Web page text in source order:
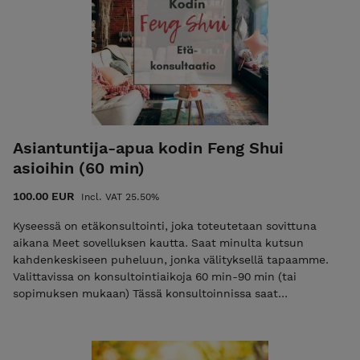
pilareita kutsutaan myös kohtalon pilareiksi, koska ne
pysyvät muuttumattomana läpi elämän, joskin erilaisia
painopisteitä kartalla tulee iän mukana sekä ajanjaksojen
vaikutuksista eri vuosina. Kohtalonpilareiden lisäksi katson
sen hetkistä 10 vuoden onnenpilaria ja sen vaikutuksia sekä
annan lyhyen katsauksen siitä miten kuluva vuosi vaikuttaa
sinuun. Etätulkinnan lisäksi saat itsellesi PDF tiedostona
Asiantuntija-apua kodin Feng Shui
asioihin (60 min)
100.00 EUR Incl. VAT 25.50%
Kyseessä on etäkonsultointi, joka toteutetaan sovittuna
aikana Meet sovelluksen kautta. Saat minulta kutsun
kahdenkeskiseen puheluun, jonka välityksellä tapaamme.
Valittavissa on konsultointiaikoja 60 min-90 min (tai
sopimuksen mukaan) Tässä konsultoinnissa saat
millaisia asioita niillä alueilla tulisi ottaa huomioon.